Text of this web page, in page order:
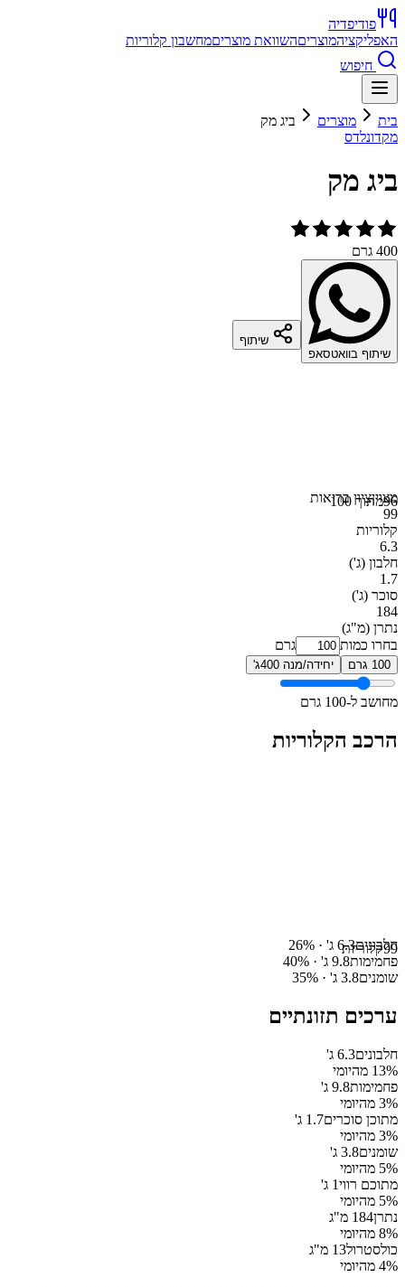
פודיפדיה
האפליקציהמוצריםהשוואת מוצריםמחשבון קלוריות
חיפוש
בית מוצרים
ביג מק
מקדונלדס
ביג מק
400 גרם
שיתוף בוואטסאפ
שיתוף
96מתוך 100מצויןציון בריאות
99
קלוריות
6.3
חלבון (ג')
1.7
סוכר (ג')
184
נתרן (מ"ג)
בחרו כמות
גרם
100 גרם יחידה/מנה 400ג'
מחושב ל-100 גרם
הרכב הקלוריות
99קלוריות
חלבונים6.3 ג' · 26%
פחמימות9.8 ג' · 40%
שומנים3.8 ג' · 35%
ערכים תזונתיים
חלבונים6.3 ג'
13% מהיומי
פחמימות9.8 ג'
3% מהיומי
מתוכן סוכרים1.7 ג'
3% מהיומי
שומנים3.8 ג'
5% מהיומי
מתוכם רווי1 ג'
5% מהיומי
נתרן184 מ"ג
8% מהיומי
כולסטרול13 מ"ג
4% מהיומי